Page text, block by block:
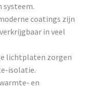
systeem.
coatings zijn
in veel
lichtplaten zorgen
isolatie.
en